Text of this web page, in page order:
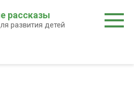
рассказы
развития детей